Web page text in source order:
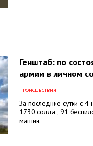
Генштаб: по
армии в личном
ПРОИСШЕСТВИЯ
За последние сутки с 4
1730 солдат, 91
машин.